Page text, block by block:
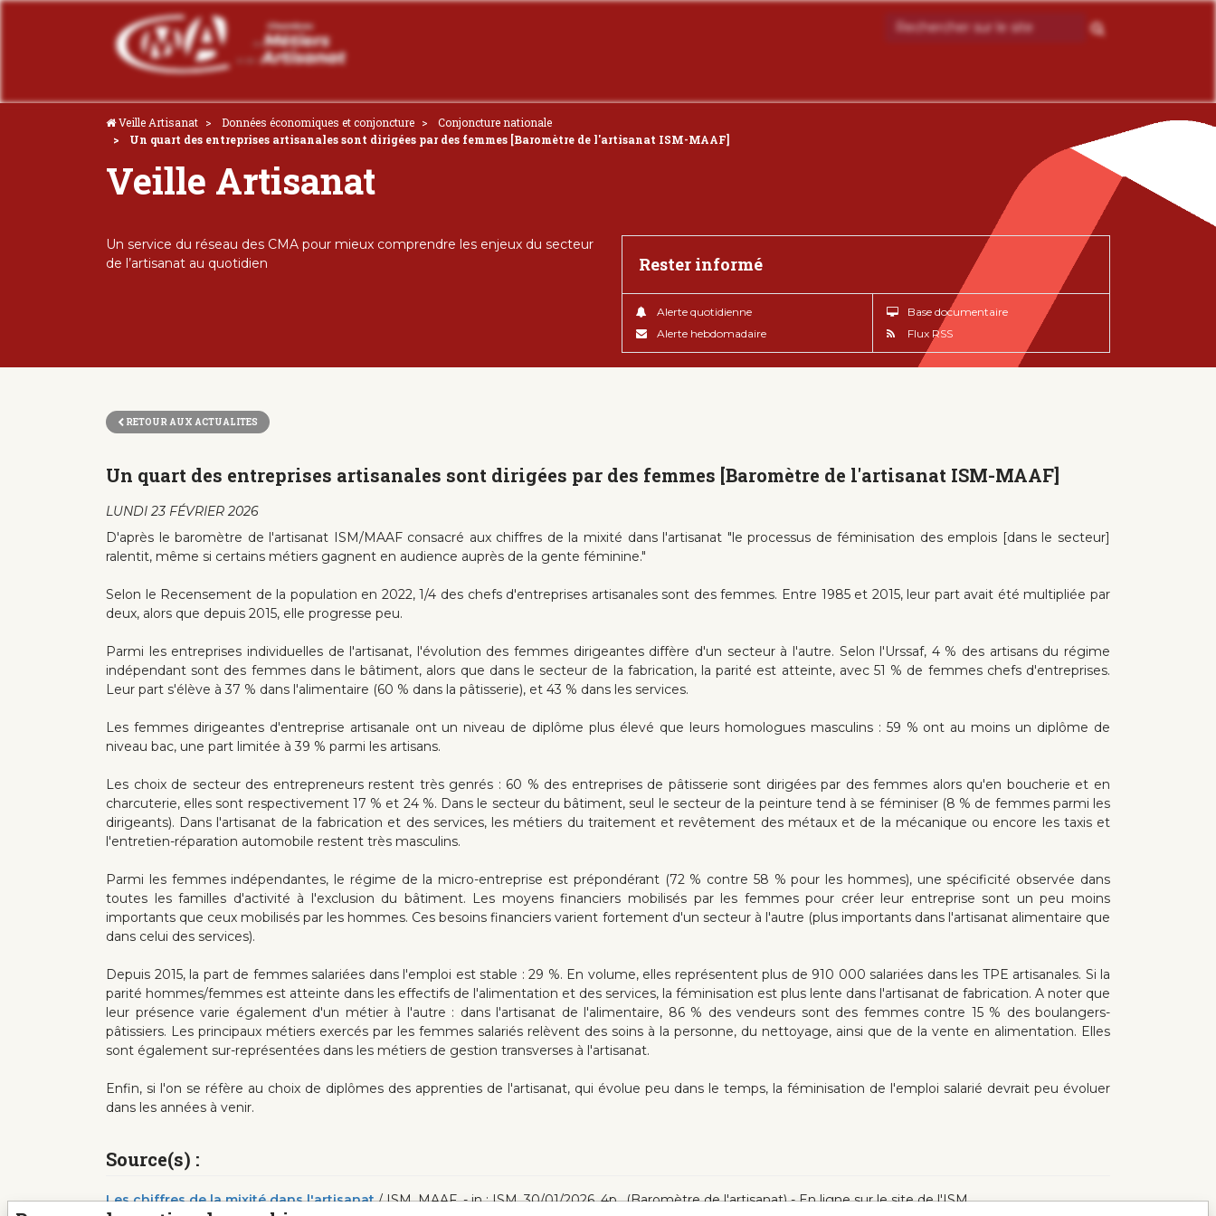
Veille Artisanat Données économiques et conjoncture
Conjoncture nationale
Un quart des entreprises artisanales sont dirigées par des femmes [Baromètre de l'artisanat ISM-MAAF]
Veille Artisanat
Un service du réseau des CMA pour mieux comprendre les enjeux du secteur
de l’artisanat au quotidien
Rester informé
Alerte quotidienne
Alerte hebdomadaire
Base documentaire
Flux RSS
RETOUR AUX ACTUALITES
Un quart des entreprises artisanales sont dirigées par des femmes [Baromètre de l'artisanat ISM-MAAF]
LUNDI 23 FÉVRIER 2026
D'après le baromètre de l'artisanat ISM/MAAF consacré aux chiffres de la mixité dans l'artisanat "le processus de féminisation des emplois [dans le secteur]
ralentit, même si certains métiers gagnent en audience auprès de la gente féminine."
Selon le Recensement de la population en 2022, 1/4 des chefs d'entreprises artisanales sont des femmes. Entre 1985 et 2015, leur part avait été multipliée par
deux, alors que depuis 2015, elle progresse peu.
Parmi les entreprises individuelles de l'artisanat, l'évolution des femmes dirigeantes diffère d'un secteur à l'autre. Selon l'Urssaf, 4 % des artisans du régime
indépendant sont des femmes dans le bâtiment, alors que dans le secteur de la fabrication, la parité est atteinte, avec 51 % de femmes chefs d'entreprises.
Leur part s'élève à 37 % dans l'alimentaire (60 % dans la pâtisserie), et 43 % dans les services.
Les femmes dirigeantes d'entreprise artisanale ont un niveau de diplôme plus élevé que leurs homologues masculins : 59 % ont au moins un diplôme de
niveau bac, une part limitée à 39 % parmi les artisans.
Les choix de secteur des entrepreneurs restent très genrés : 60 % des entreprises de pâtisserie sont dirigées par des femmes alors qu'en boucherie et en
charcuterie, elles sont respectivement 17 % et 24 %. Dans le secteur du bâtiment, seul le secteur de la peinture tend à se féminiser (8 % de femmes parmi les
dirigeants). Dans l'artisanat de la fabrication et des services, les métiers du traitement et revêtement des métaux et de la mécanique ou encore les taxis et
l'entretien-réparation automobile restent très masculins.
Parmi les femmes indépendantes, le régime de la micro-entreprise est prépondérant (72 % contre 58 % pour les hommes), une spécificité observée dans
toutes les familles d'activité à l'exclusion du bâtiment. Les moyens financiers mobilisés par les femmes pour créer leur entreprise sont un peu moins
importants que ceux mobilisés par les hommes. Ces besoins financiers varient fortement d'un secteur à l'autre (plus importants dans l'artisanat alimentaire que
dans celui des services).
Depuis 2015, la part de femmes salariées dans l'emploi est stable : 29 %. En volume, elles représentent plus de 910 000 salariées dans les TPE artisanales. Si la
parité hommes/femmes est atteinte dans les effectifs de l'alimentation et des services, la féminisation est plus lente dans l'artisanat de fabrication. A noter que
leur présence varie également d'un métier à l'autre : dans l'artisanat de l'alimentaire, 86 % des vendeurs sont des femmes contre 15 % des boulangers-
pâtissiers. Les principaux métiers exercés par les femmes salariés relèvent des soins à la personne, du nettoyage, ainsi que de la vente en alimentation. Elles
sont également sur-représentées dans les métiers de gestion transverses à l'artisanat.
Enfin, si l'on se réfère au choix de diplômes des apprenties de l'artisanat, qui évolue peu dans le temps, la féminisation de l'emploi salarié devrait peu évoluer
dans les années à venir.
Source(s) :
Les chiffres de la mixité dans l'artisanat/ ISM, MAAF .- in : ISM, 30/01/2026, 4p., (Baromètre de l'artisanat) - En ligne sur le site de l'ISM